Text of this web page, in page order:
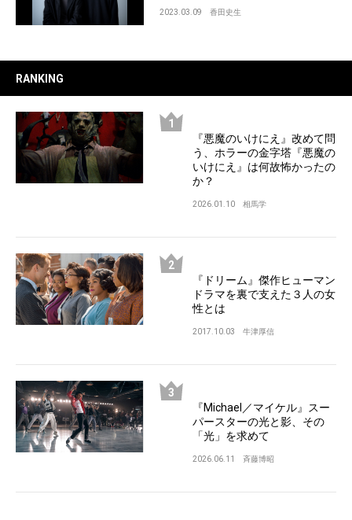
2023.03.09 香田史生
RANKING
『悪魔のいけにえ』改めて問
う、ホラーの金字塔『悪魔の
いけにえ』は何故怖かったの
か？
2026.01.10 相馬学
『ドリーム』傑作ヒューマン
ドラマを裏で支えた３人の女
性とは
2017.10.03 牛津厚信
『Michael／マイケル』スー
パースターの光と影、その
「光」を求めて
2026.06.11 斉藤博昭